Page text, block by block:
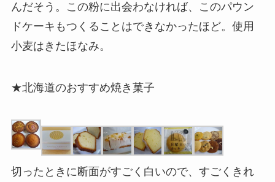
んだそう。この粉に出会わなければ、このパウン
ドケーキもつくることはできなかったほど。使用
小麦はきたほなみ。
★北海道のおすすめ焼き菓子
切ったときに断面がすごく白いので、すごくきれ